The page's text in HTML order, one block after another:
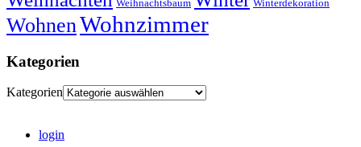
Weihnachtsbaum Winterdekoration
WohnenWohnzimmer
Kategorien
Kategorien
login